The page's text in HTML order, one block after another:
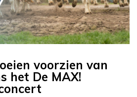
voorzien van
het De MAX!